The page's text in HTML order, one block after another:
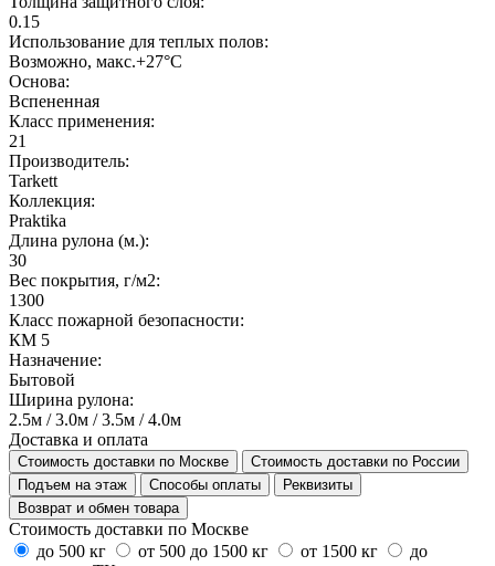
0.15
Использование для теплых полов:
Возможно, макс.+27°С
Основа:
Вспененная
Класс применения:
21
Производитель:
Tarkett
Коллекция:
Praktika
Длина рулона (м.):
30
Вес покрытия, г/м2:
1300
Класс пожарной безопасности:
КМ 5
Назначение:
Бытовой
Ширина рулона:
2.5м / 3.0м / 3.5м / 4.0м
Доставка и оплата
Стоимость доставки по Москве
Стоимость доставки по России
Подъем на этаж
Способы оплаты
Реквизиты
Возврат и обмен товара
Стоимость доставки по Москве
до 500 кг
от 500 до 1500 кг от 1500 кг
до